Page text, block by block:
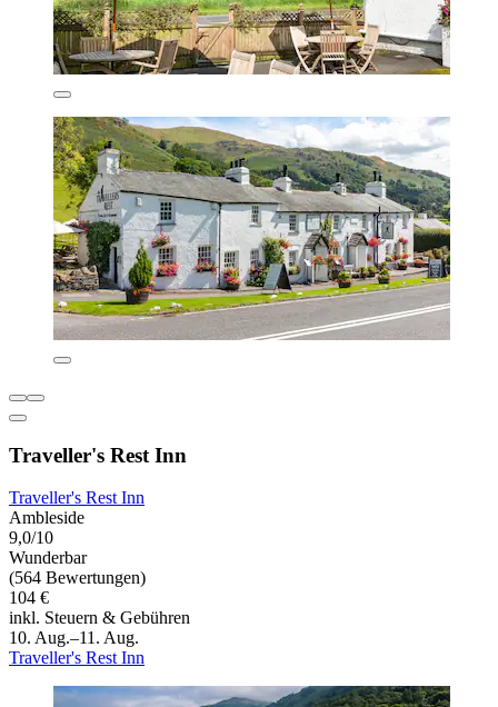
Traveller's Rest Inn
Traveller's Rest Inn
Ambleside
9,0/10
Wunderbar
(564 Bewertungen)
104 €
inkl. Steuern & Gebühren
10. Aug.–11. Aug.
Traveller's Rest Inn